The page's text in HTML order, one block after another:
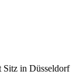
Sitz in Düsseldorf